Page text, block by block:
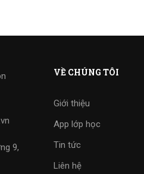
9,
VỀ CHÚNG TÔI
Giới thiệu
App lớp học
Tin tức
Liên hệ